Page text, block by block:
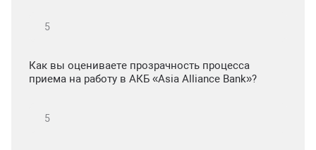
Как вы оцениваете прозрачность процесса
приема на работу в АКБ «Asia Alliance Bank»?